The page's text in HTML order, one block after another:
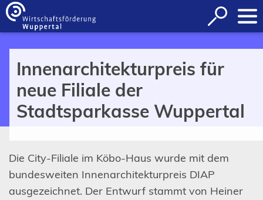
Inhalt anspringen
Suche
öffnen
Innenarchitekturpreis für
neue Filiale der
Stadtsparkasse Wuppertal
Die City-Filiale im Köbo-Haus wurde mit dem
bundesweiten Innenarchitekturpreis DIAP
ausgezeichnet. Der Entwurf stammt von Heiner